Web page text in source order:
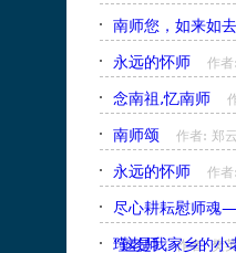
南师您，如来如去
永远的怀师 作
念南祖,忆南师
南师颂 作者: 郑云
永远的怀师 作
尽心耕耘慰师魂
瑾老师 作者: 樊
“这是我家乡的